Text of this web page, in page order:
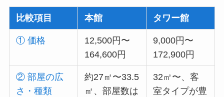
比較項目 本館 タワー館
① 価格
12,500円〜
164,600円
9,000円〜
172,900円
② 部屋の広
さ・種類
約27㎡〜33.5
㎡、部屋数は
32㎡〜、客
室タイプが豊